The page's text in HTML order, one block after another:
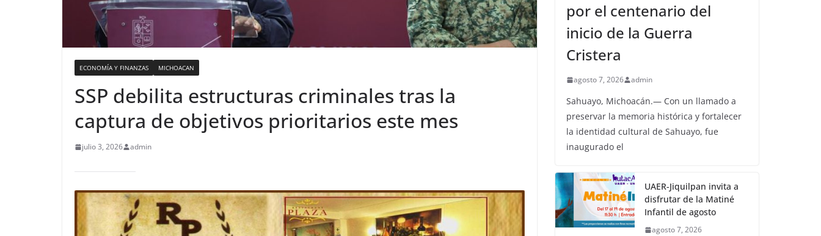
ECONOMÍA Y FINANZAS MICHOACAN
SSP debilita estructuras criminales tras la
captura de objetivos prioritarios este mes
julio 3, 2026 admin
por el centenario del
inicio de la Guerra
Cristera
agosto 7, 2026 admin
Sahuayo, Michoacán.— Con un llamado a
preservar la memoria histórica y fortalecer
la identidad cultural de Sahuayo, fue
inaugurado el
UAER-Jiquilpan invita a
disfrutar de la Matiné
Infantil de agosto
agosto 7, 2026